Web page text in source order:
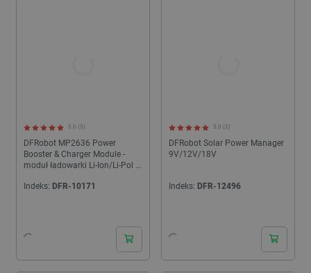
DFRobot MP2636 Power
Booster & Charger Module -
moduł ładowarki Li-Ion/Li-Pol -
5.0 (5)
Indeks: DFR-10171
DFRobot Solar Power Manager
9V/12V/18V
5.0 (2)
Indeks: DFR-12496